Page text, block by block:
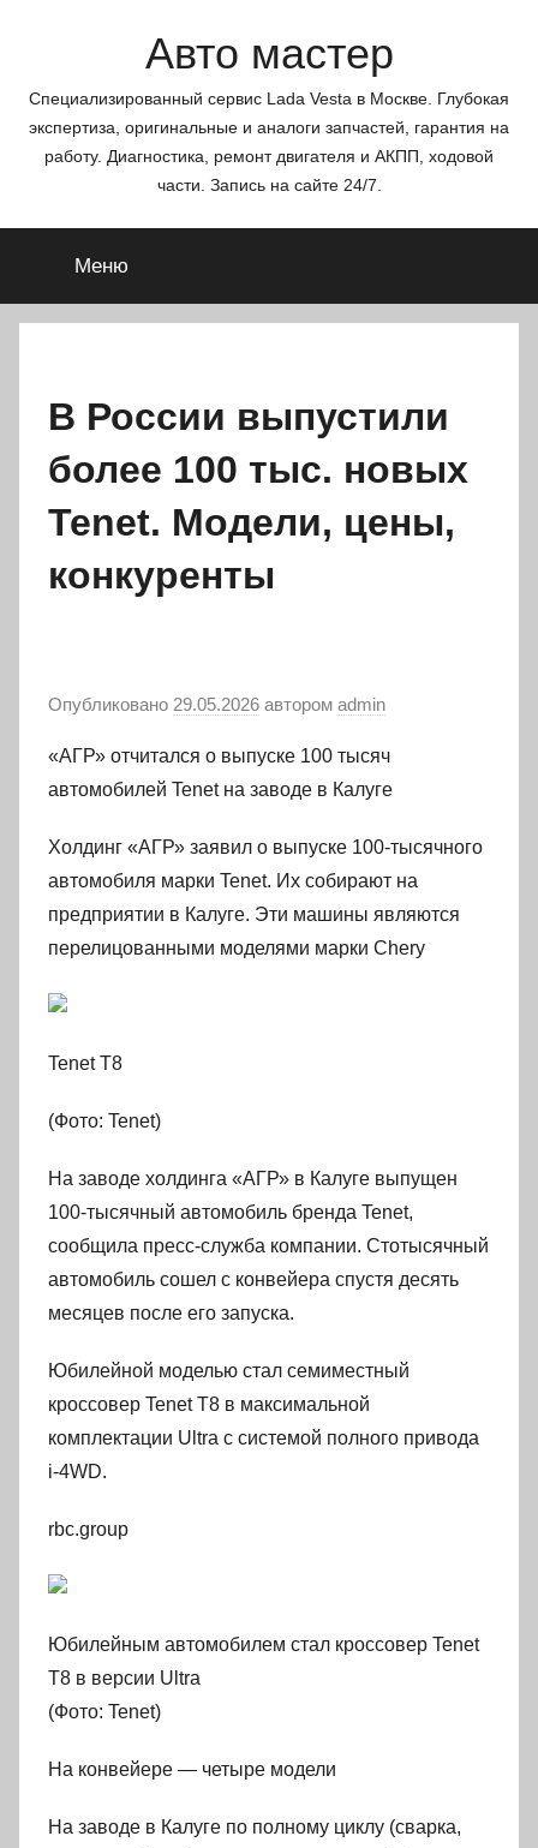
Авто мастер
Специализированный сервис Lada Vesta в Москве. Глубокая
экспертиза, оригинальные и аналоги запчастей, гарантия на
работу. Диагностика, ремонт двигателя и АКПП, ходовой
части. Запись на сайте 24/7.
Меню
В России выпустили
более 100 тыс. новых
Tenet. Модели, цены,
конкуренты
Опубликовано 29.05.2026 автором admin
«АГР» отчитался о выпуске 100 тысяч
автомобилей Tenet на заводе в Калуге
Холдинг «АГР» заявил о выпуске 100-тысячного
автомобиля марки Tenet. Их собирают на
предприятии в Калуге. Эти машины являются
перелицованными моделями марки Chery
Tenet T8
(Фото: Tenet)
На заводе холдинга «АГР» в Калуге выпущен
100-тысячный автомобиль бренда Tenet,
сообщила пресс-служба компании. Стотысячный
автомобиль сошел с конвейера спустя десять
месяцев после его запуска.
Юбилейной моделью стал семиместный
кроссовер Tenet T8 в максимальной
комплектации Ultra с системой полного привода
i-4WD.
rbc.group
Юбилейным автомобилем стал кроссовер Tenet
T8 в версии Ultra
(Фото: Tenet)
На конвейере — четыре модели
На заводе в Калуге по полному циклу (сварка,